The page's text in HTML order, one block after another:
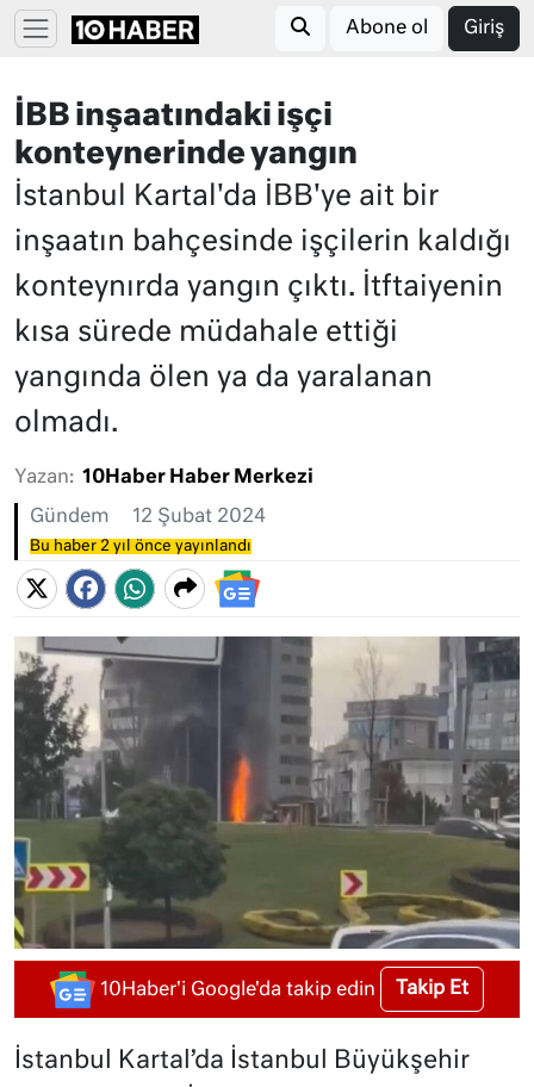
Abone ol Giriş
İBB inşaatındaki işçi
konteynerinde yangın
İstanbul Kartal'da İBB'ye ait bir
inşaatın bahçesinde işçilerin kaldığı
konteynırda yangın çıktı. İtftaiyenin
kısa sürede müdahale ettiği
yangında ölen ya da yaralanan
olmadı.
Yazan: 10Haber Haber Merkezi
Gündem 12 Şubat 2024
Bu haber 2 yıl önce yayınlandı
10Haber'i Google'da takip edin Takip Et
İstanbul Kartal’da İstanbul Büyükşehir